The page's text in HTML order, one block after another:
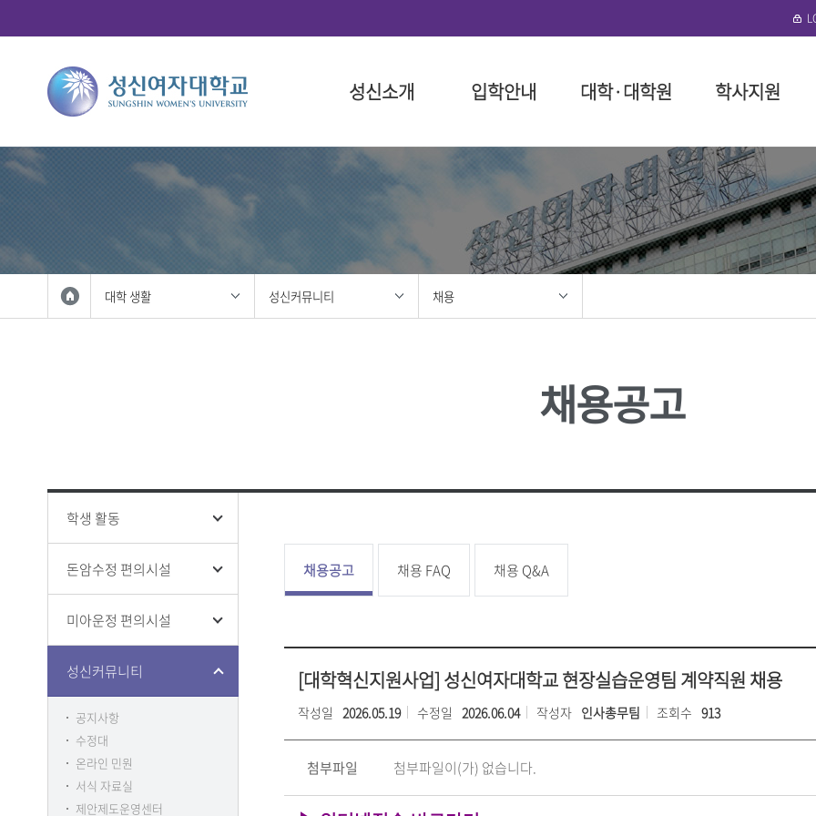
성신소개
총장소개
총장 프로필
성신학원
성신학원 소개
임원 현황
이사회 회의록
정관 및 시행세칙
법인설치학교
성신비전
교육이념
성신
성신 이벤트
성신 포커스
언론속의 성신
규정관리
입학안내
대학 일반대학원 특수대
교육대
융합산
대학·대학원
대학(돈암수정)
사회과학대학
자연과학대학
공과대학
대학(미아운정그린)
인문융합예술대학
사회과학대학
자연과학대학
공과대학
간호대학
일반대
융합보안전문대학원
학사지원
학사 일정
대학원 일정
학사 행정
대학요람
교육과정
학사제도 안내 동영상
수업
다전공
교직
장학 제
장학금
장학금
신입생
재학생
학생증 발급
연구산학협력단 뉴스레터 연구기관
국제화 프로그램 안내 외국인 입학 국제학부
학생 활동
중앙동아리
학생복지위원회
성신사회봉사
학생활동지원
학생홍보대사 포러스
돈암수정 편의시설
구내식당
복지편의시설
도서관
기숙사
생활관(난향원)
미아운
구내식당
복지편의
도서관
성신건
성신 미디어
성신학보
부패방지
감사
장애학생지원
유실물
학생보험
대학 생활 성신커뮤니티 채용
채용공고
학생 활동
돈암수정 편의시설
미아운정 편의시설
성신커뮤니티
공지사항
수정대
온라인 민원
서식 자료실
제안제도운영센터
채용공고 채용 FAQ 채용 Q&A
[대학혁신지원사업] 성신여자대학교 현장실습운영팀 계약직원 채용
작성일 2026.05.19 수정일 2026.06.04 작성자 인사총무팀 조회수 913
첨부파일 첨부파일이(가) 없습니다.